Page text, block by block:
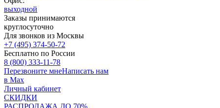
выходной
Заказы принимаются
круглосуточно
Для звонков из Москвы
+7 (495) 374-50-72
Бесплатно по России
8 (800) 333-11-78
Перезвоните мнеНаписать нам
в Max
Личный кабинет
СКИДКИ
РАСПРОДАЖА ДО 70%